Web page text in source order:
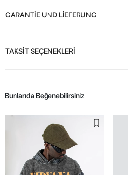
GARANTİE UND LİEFERUNG
TAKSİT SEÇENEKLERİ
Bunlarıda Beğenebilirsiniz